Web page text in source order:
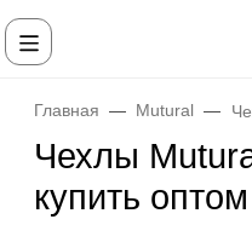
Главная Mutural
Чехлы
купить оптом